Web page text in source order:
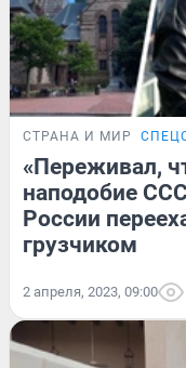
СТРАНА И МИР
«Переживал,
наподобие
России
грузчиком
2 апреля, 2023, 09:00